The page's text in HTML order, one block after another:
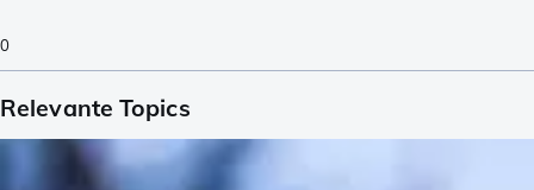
0
Relevante Topics